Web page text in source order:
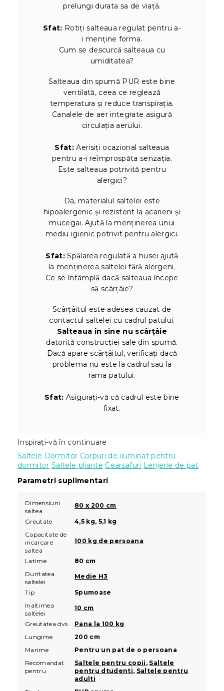
prelungi durata sa de viață.
Sfat: Rotiți salteaua regulat pentru a-
i menține forma.
Cum se descurcă salteaua cu
umiditatea?
Salteaua din spumă PUR este bine
ventilată, ceea ce reglează
temperatura și reduce transpirația.
Canalele de aer integrate asigură
circulația aerului.
Sfat: Aerisiți ocazional salteaua
pentru a-i reîmprospăta senzația.
Este salteaua potrivită pentru
alergici?
Da, materialul saltelei este
hipoalergenic și rezistent la acarieni și
mucegai. Ajută la menținerea unui
mediu igienic potrivit pentru alergici.
Sfat: Spălarea regulată a husei ajută
la menținerea saltelei fără alergeni.
Ce se întâmplă dacă salteaua începe
să scârțâie?
Scârțâitul este adesea cauzat de
contactul saltelei cu cadrul patului.
Salteaua în sine nu scârțâie
datorită construcției sale din spumă.
Dacă apare scârțâitul, verificați dacă
problema nu este la cadrul sau la
rama patului.
Sfat: Asigurați-vă că cadrul este bine
fixat.
Inspirați-vă în continuare
Saltele Dormitor Corpuri de iluminat pentru
dormitor Saltele pliante Cearsafuri Lenjerie de pat
Parametri suplimentari
Dimensiuni
saltea
80 x 200 cm
Greutate
4,5 kg, 5,1 kg
Capacitate de
incarcare
saltea
100 kg de persoana
Latime
80 cm
Duritatea
saltelei
Medie H3
Tip
Spumoase
Inaltimea
saltelei
10 cm
Greutatea dvs.
Pana la 100 kg
Lungime
200 cm
Marime
Pentru un pat de o persoana
Recomandat
pentru
Saltele pentru copii , Saltele
pentru dtudenti, Saltele pentru
adulti